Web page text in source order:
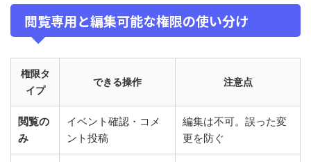
閲覧専用と編集可能な権限の使い分け
権限タ
イプ
できる操作 注意点
閲覧の
み
イベント確認・コメ
ント投稿
編集は不可。誤った変
更を防ぐ